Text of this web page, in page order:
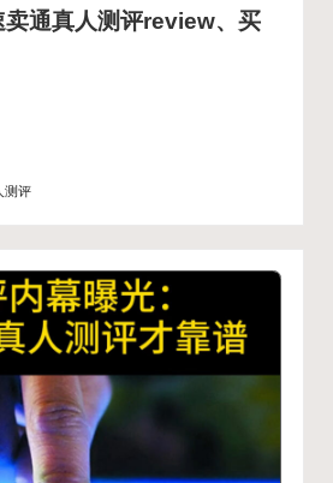
卖通真人测评review、买
测评